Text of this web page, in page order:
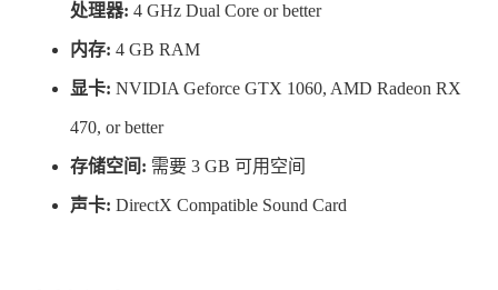
长达一个小时的配乐，以及众多的生活质量选项，包括完
全可重新映射的控件。
处理器: 4 GHz Dual Core or better
内存: 4 GB RAM
显卡: NVIDIA Geforce GTX 1060, AMD Radeon RX
470, or better
存储空间: 需要 3 GB 可用空间
声卡: DirectX Compatible Sound Card